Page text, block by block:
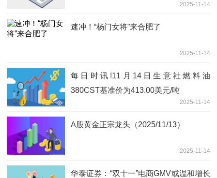
2025-11-14
速冲！“杨门女将”来合肥了
2025-11-14
每日时讯!11月14日生意社燃料油
380CST基准价为413.00美元/吨
2025-11-14
A股黄金正宗龙头（2025/11/13）
2025-11-14
华泰证券：“双十一”电商GMV或温和增长